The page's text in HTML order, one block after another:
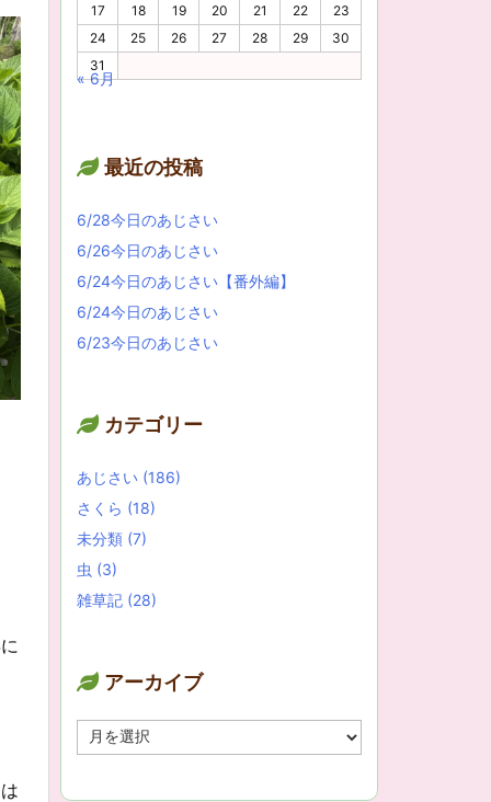
17
18 19 20 21 22
23
24
25 26 27 28 29
30
31
« 6月
最近の投稿
6/28今日のあじさい
6/26今日のあじさい
6/24今日のあじさい【番外編】
6/24今日のあじさい
6/23今日のあじさい
カテゴリー
あじさい (186)
さくら (18)
未分類 (7)
虫 (3)
雑草記 (28)
アーカイブ
ー